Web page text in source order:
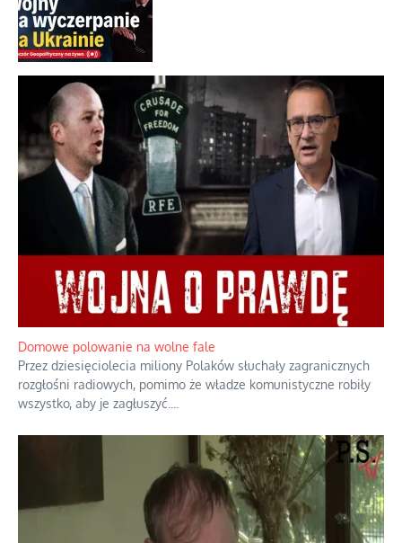
Mrożony owocowy zawrót głowy w
marketach
Lipski incydent i meandry strategii